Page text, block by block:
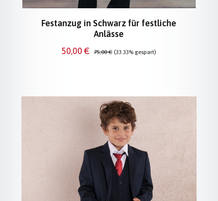
Festanzug in Schwarz für festliche
Anlässe
Verkaufspreis:
50,00 € Regulärer Preis:
75,00 € (33.33% gespart)